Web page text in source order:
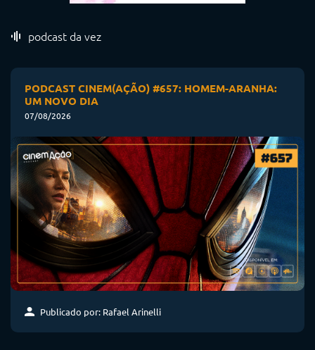
podcast da vez
PODCAST CINEM(AÇÃO) #657: HOMEM-ARANHA:
UM NOVO DIA
07/08/2026
Publicado por: Rafael Arinelli